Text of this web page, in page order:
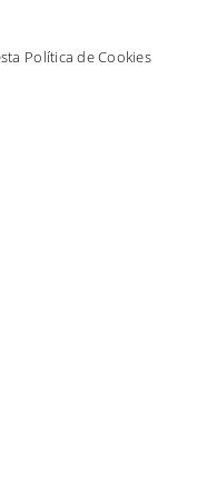
Política de Cookies